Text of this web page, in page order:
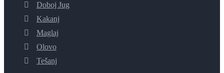
Doboj Jug
Kakanj
Maglaj
Olovo
Tešanj